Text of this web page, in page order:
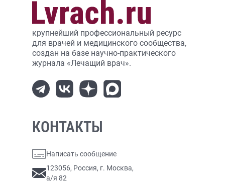
крупнейший профессиональный ресурс
для врачей и медицинского сообщества,
создан на базе научно-практического
журнала «Лечащий врач».
КОНТАКТЫ
Написать сообщение
123056, Россия, г. Москва,
а/я 82